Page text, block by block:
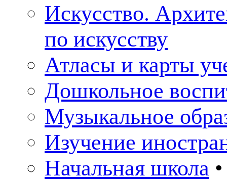
Искусство.
по искусству
Атласы и карты
Дошкольное
Музыкальное
Изучение
Начальная школа •